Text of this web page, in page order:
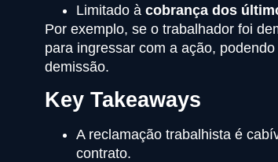
Limitado à cobrança dos
Por exemplo, se o trabalhador foi
para ingressar com a ação,
demissão.
Key Takeaways
A reclamação trabalhista é
contrato.